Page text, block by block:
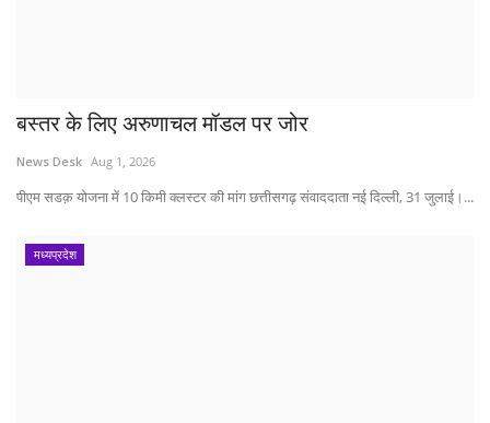
बस्तर के लिए अरुणाचल मॉडल पर जोर
News Desk Aug 1, 2026
पीएम सडक़ योजना में 10 किमी क्लस्टर की मांग छत्तीसगढ़ संवाददाता नई दिल्ली, 31 जुलाई।...
मध्यप्रदेश